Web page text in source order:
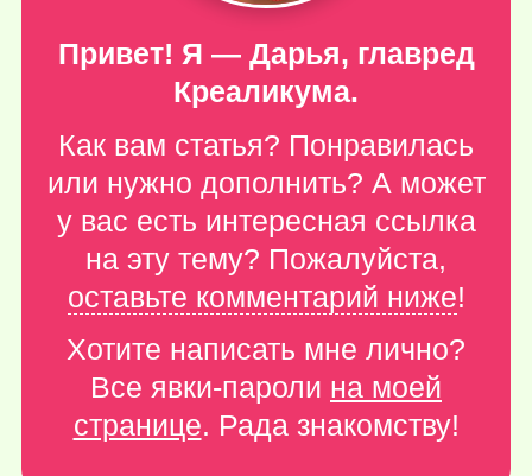
Привет! Я — Дарья, главред
Креаликума.
Как вам статья? Понравилась
или нужно дополнить? А может
у вас есть интересная ссылка
на эту тему? Пожалуйста,
оставьте комментарий ниже!
Хотите написать мне лично?
Все явки-пароли на моей
странице. Рада знакомству!